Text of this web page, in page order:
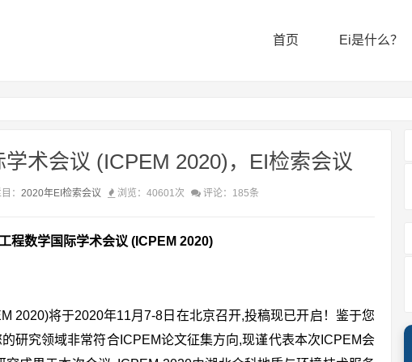
首页 Ei是什么？
术会议 (ICPEM 2020)，EI检索会议
： 2020年EI检索会议 浏览：40601次 评论：185条
程数学国际学术会议 (ICPEM 2020)
2020)将于2020年11月7-8日在北京召开,投稿现已开启！鉴于您
研究领域非常符合ICPEM论文征集方向,现谨代表本次ICPEM会